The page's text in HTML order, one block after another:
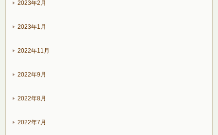
2023年2月
2023年1月
2022年11月
2022年9月
2022年8月
2022年7月